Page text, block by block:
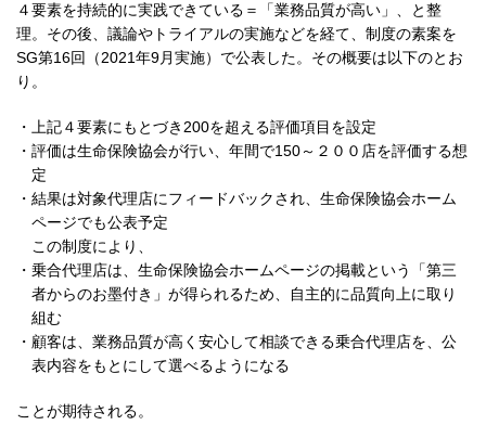
４要素を持続的に実践できている＝「業務品質が高い」、と整
理。その後、議論やトライアルの実施などを経て、制度の素案を
SG第16回（2021年9月実施）で公表した。その概要は以下のとお
り。
・
上記４要素にもとづき200を超える評価項目を設定
・ 評価は生命保険協会が行い、年間で150～２００店を評価する想
定
・ 結果は対象代理店にフィードバックされ、生命保険協会ホーム
ページでも公表予定
この制度により、
・ 乗合代理店は、生命保険協会ホームページの掲載という「第三
者からのお墨付き」が得られるため、自主的に品質向上に取り
組む
・ 顧客は、業務品質が高く安心して相談できる乗合代理店を、公
表内容をもとにして選べるようになる
ことが期待される。